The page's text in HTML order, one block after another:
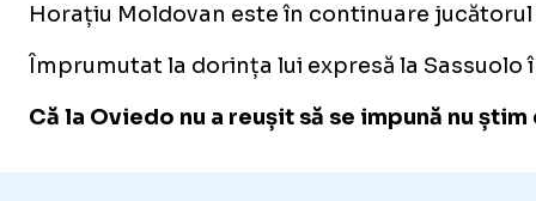
Horațiu Moldovan este în continuare
Împrumutat la dorința lui expresă la Sassuolo
Că la Oviedo nu a reușit să se impună nu